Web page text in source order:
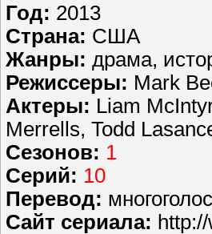
Год: 2013
Страна: США
Жанры: драма,
Режиссеры: Mark
Актеры: Liam
Merrells, Todd
Сезонов: 1
Серий: 10
Перевод:
Сайт сериала: